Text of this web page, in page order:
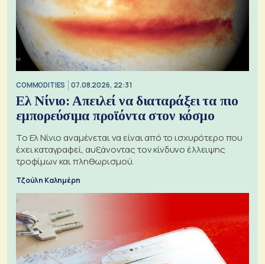
COMMODITIES 07.08.2026, 22:31
Ελ Νίνιο: Απειλεί να διαταράξει τα πιο
εμπορεύσιμα προϊόντα στον κόσμο
Το Ελ Νίνιο αναμένεται να είναι από το ισχυρότερο που
έχει καταγραφεί, αυξάνοντας τον κίνδυνο έλλειψης
τροφίμων και πληθωρισμού.
Τζούλη Καλημέρη